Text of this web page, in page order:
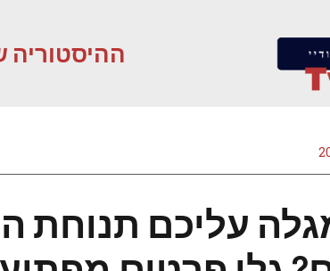
ההיסטוריה
עליכם תנוחת